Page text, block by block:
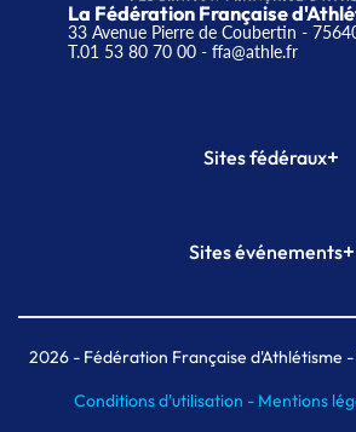
La Fédération Française
33 Avenue Pierre de Coubertin -
T.01 53 80 70 00- ffa@athle.fr
Sites fédéraux+
Plateforme Formation
Sites événements+
Meeting de Paris
MAIF Ekiden de Paris
2026- Fédération Française d'Athlétisme -
Conditions d'utilisation - Mentions